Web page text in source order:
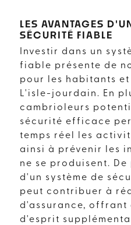
LES AVANTAGES
SÉCURITÉ FIABLE
Investir dans un
fiable présente de
pour les habitants
L'isle-jourdain. En
cambrioleurs
sécurité efficace
temps réel les
ainsi à prévenir les
ne se produisent.
d'un système de
peut contribuer à
d'assurance,
d'esprit